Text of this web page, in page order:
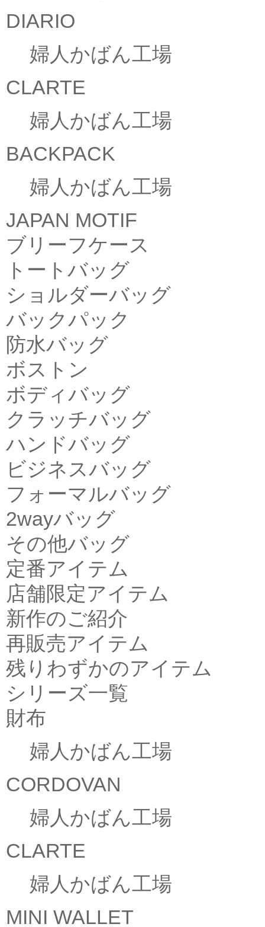
DIARIO
婦人かばん工場
CLARTE
婦人かばん工場
BACKPACK
婦人かばん工場
JAPAN MOTIF
ブリーフケース
トートバッグ
ショルダーバッグ
バックパック
防水バッグ
ボストン
ボディバッグ
クラッチバッグ
ハンドバッグ
ビジネスバッグ
フォーマルバッグ
2wayバッグ
その他バッグ
定番アイテム
店舗限定アイテム
新作のご紹介
再販売アイテム
残りわずかのアイテム
シリーズ一覧
財布
婦人かばん工場
CORDOVAN
婦人かばん工場
CLARTE
婦人かばん工場
MINI WALLET